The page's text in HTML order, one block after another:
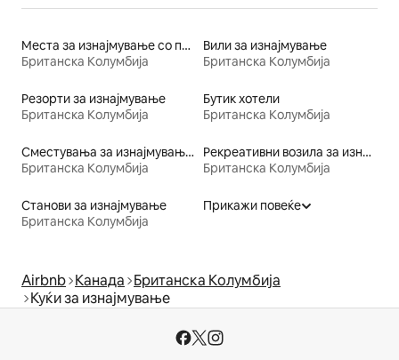
Места за изнајмување со пристап до езеро
Британска Колумбија
Вили за изнајмување
Британска Колумбија
Резорти за изнајмување
Британска Колумбија
Бутик хотели
Британска Колумбија
Сместувања за изнајмување со тоалет со пристапна висина
Британска Колумбија
Рекреативни возила за изнајмување
Британска Колумбија
Станови за изнајмување
Британска Колумбија
Прикажи повеќе
Airbnb Канада Британска Колумбија
Куќи за изнајмување